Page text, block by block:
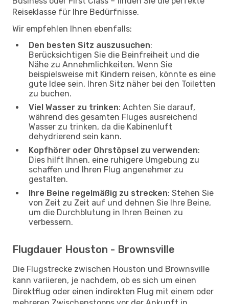
Reiseklasse für Ihre Bedürfnisse.
Wir empfehlen Ihnen ebenfalls:
Den besten Sitz auszusuchen:
Berücksichtigen Sie die Beinfreiheit und die
Nähe zu Annehmlichkeiten. Wenn Sie
beispielsweise mit Kindern reisen, könnte es eine
gute Idee sein, Ihren Sitz näher bei den Toiletten
zu buchen.
Viel Wasser zu trinken: Achten Sie darauf,
während des gesamten Fluges ausreichend
Wasser zu trinken, da die Kabinenluft
dehydrierend sein kann.
Kopfhörer oder Ohrstöpsel zu verwenden:
Dies hilft Ihnen, eine ruhigere Umgebung zu
schaffen und Ihren Flug angenehmer zu
gestalten.
Ihre Beine regelmäßig zu strecken: Stehen Sie
von Zeit zu Zeit auf und dehnen Sie Ihre Beine,
um die Durchblutung in Ihren Beinen zu
verbessern.
Flugdauer Houston - Brownsville
Die Flugstrecke zwischen Houston und Brownsville
kann variieren, je nachdem, ob es sich um einen
Direktflug oder einen indirekten Flug mit einem oder